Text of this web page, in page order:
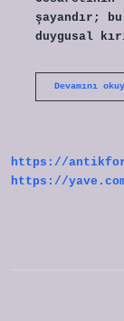
şayandır;
duygusal
Devamını
https://
https://